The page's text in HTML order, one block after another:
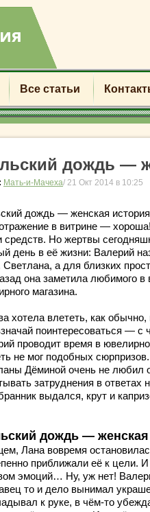
Все статьи
дождь —
Мать-и-Мачеха/ 21 Окт 2014 в 10:25
дождь — женская
в витрине —
средств. Но жертвы
день в её жизни: Валерий
Светлана, а для близких
она заметила любимого
магазина.
хотела влететь, как
поинтересоваться — с
проводит время в
не мог подобных
Дёминой очень не любил
затруднения в ответах
выдался, крут и
дождь — женская
Лана вовремя
приближали её к цели.
эмоций… Ну, уж нет!
то и дело вынимал
к руке, в чём-то